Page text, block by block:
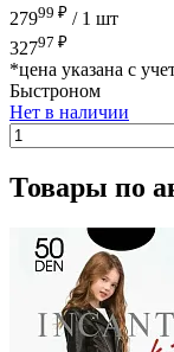
27999 ₽ / 1 шт
32797 ₽
*цена указана с
Быстроном
Нет в наличии
Товары по